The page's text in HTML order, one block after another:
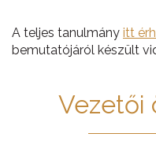
A teljes tanulmány itt
bemutatójáról készült
Vezetői